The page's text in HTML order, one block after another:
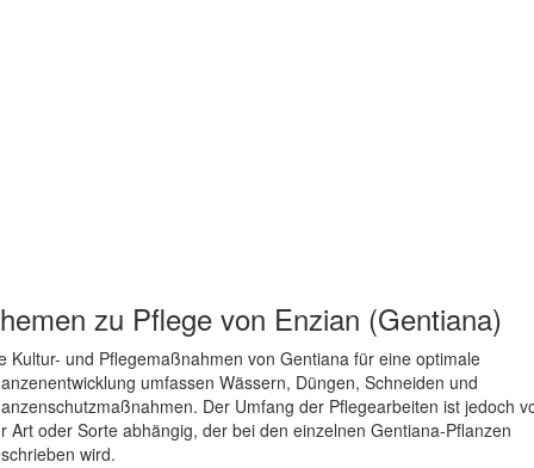
zu Pflege von Enzian (Gentiana)
Kultur- und Pflegemaßnahmen von Gentiana für eine optimale
umfassen Wässern, Düngen, Schneiden und
Der Umfang der Pflegearbeiten ist jedoch
Art oder Sorte abhängig, der bei den einzelnen Gentiana-Pflanzen
wird.